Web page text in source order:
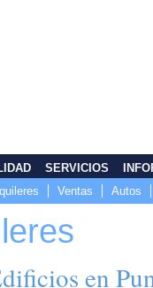
Ventas Autos
SERVICIOS
en